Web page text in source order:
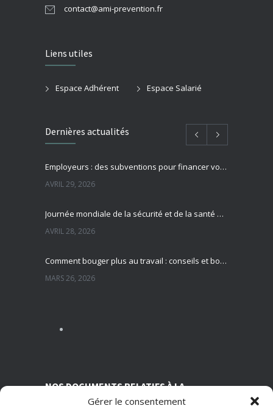
Gérer le consentement
contact@ami-prevention.fr
Liens utiles
Espace Adhérent Espace Salarié
Dernières actualités
Employeurs : des subventions pour financer vos actions de prévention des risques professionnels
AVRIL 29, 2026
Journée mondiale de la sécurité et de la santé au travail : focus sur la prévention des risques professionnels
AVRIL 28, 2026
Comment bouger plus au travail : conseils et bonnes pratiques pour préserver sa santé
MARS 26, 2026
MARS 13, 2026
NOS DOCUMENTS RELATIFS À LA
TRANSPARENCE SUR NOS CONDITIONS